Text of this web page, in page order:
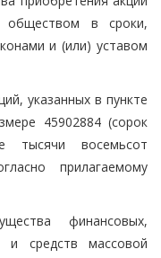
обществом в сроки,
и (или) уставом
указанных в пункте
45902884 (сорок
тысячи восемьсот
прилагаемому
финансовых,
и средств массовой